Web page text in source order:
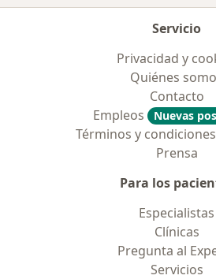
Servicio
Privacidad y
Quiénes
Contacto
Empleos
Nuevas
Términos y
Prensa
Para los
Especialistas
Clínicas
Pregunta al
Servicios